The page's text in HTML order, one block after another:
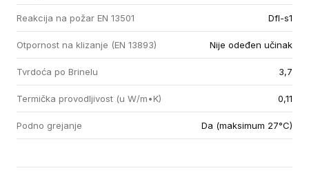
Reakcija na požar EN 13501 Dfl-s1
Otpornost na klizanje (EN 13893) Nije odeđen učinak
Tvrdoća po Brinelu 3,7
Termička provodljivost (u W/m•K) 0,11
Podno grejanje Da (maksimum 27°C)